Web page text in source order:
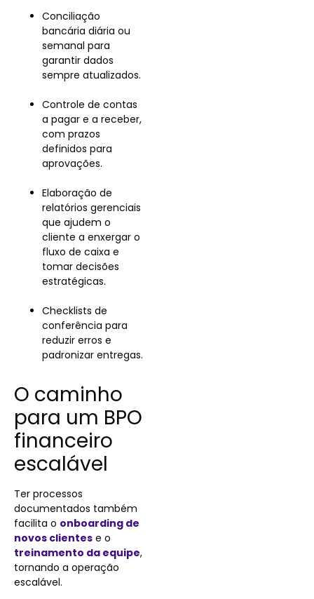
Conciliação
bancária diária ou
semanal para
garantir dados
sempre atualizados.
Controle de contas
a pagar e a receber,
com prazos
definidos para
aprovações.
Elaboração de
relatórios gerenciais
que ajudem o
cliente a enxergar o
fluxo de caixa e
tomar decisões
estratégicas.
Checklists de
conferência para
reduzir erros e
padronizar entregas.
O caminho
para um BPO
financeiro
escalável
Ter processos
documentados também
facilita o onboarding de
novos clientes e o
treinamento da equipe,
tornando a operação
escalável.